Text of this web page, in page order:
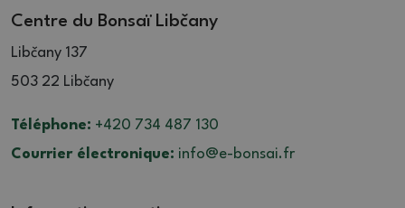
Centre du Bonsaï Libčany
Libčany 137
503 22 Libčany
Téléphone: +420 734 487 130
Courrier électronique: info@e-bonsai.fr